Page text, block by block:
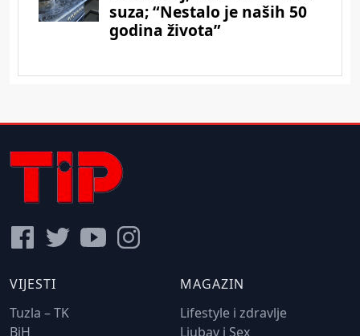
VIJESTI
Tuzla – TK
BiH
MAGAZIN
Lifestyle i zdravlje
Ljubav i Sex